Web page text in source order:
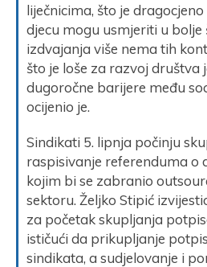
liječnicima, što je
djecu mogu usmjeriti u bolje
izdvajanja više nema tih
što je loše za razvoj društva
dugoročne barijere među
ocijenio je.
Sindikati 5. lipnja počinju
raspisivanje referenduma o
kojim bi se zabranio
sektoru. Željko Stipić
za početak skupljanja
ističući da prikupljanje
sindikata, a sudjelovanje i